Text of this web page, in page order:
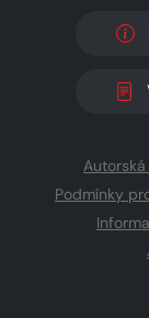
Podmínky